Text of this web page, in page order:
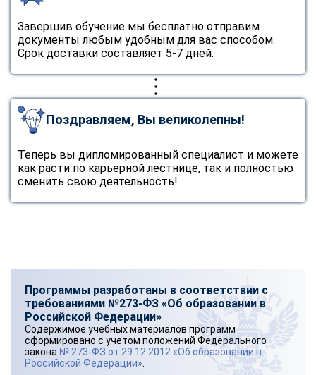
Завершив обучение мы бесплатно отправим
документы любым удобным для вас способом.
Срок доставки составляет 5-7 дней.
Поздравляем, Вы великолепны!
Теперь вы дипломированный специалист и можете
как расти по карьерной лестнице, так и полностью
сменить свою деятельность!
Программы разработаны в соответствии с
требованиями №273-ФЗ «Об образовании в
Российской Федерации»
Содержимое учебных материалов программ
сформировано с учетом положений Федерального
закона № 273-ФЗ от 29.12.2012 «Об образовании в
Российской Федерации»